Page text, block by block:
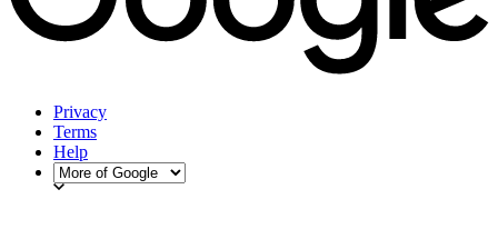
Privacy
Terms
Help